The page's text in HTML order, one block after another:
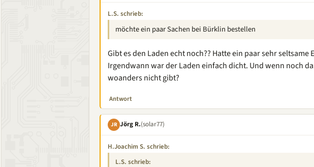
L.S. schrieb:
möchte ein paar Sachen bei Bürklin bestellen
Gibt es den Laden echt noch?? Hatte ein paar sehr
Irgendwann war der Laden einfach dicht. Und wenn noch
woanders nicht gibt?
Antwort
JR Jörg R.(solar77)
H.Joachim S. schrieb:
L.S. schrieb: